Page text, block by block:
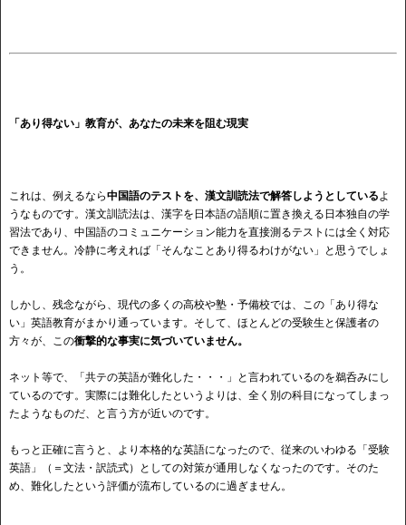
「あり得ない」教育が、あなたの未来を阻む現実
これは、例えるなら中国語のテストを、漢文訓読法で解答しようとしているよ
うなものです。漢文訓読法は、漢字を日本語の語順に置き換える日本独自の学
習法であり、中国語のコミュニケーション能力を直接測るテストには全く対応
できません。冷静に考えれば「そんなことあり得るわけがない」と思うでしょ
う。
しかし、残念ながら、現代の多くの高校や塾・予備校では、この「あり得な
い」英語教育がまかり通っています。そして、ほとんどの受験生と保護者の
方々が、この衝撃的な事実に気づいていません。
ネット等で、「共テの英語が難化した・・・」と言われているのを鵜呑みにし
ているのです。実際には難化したというよりは、全く別の科目になってしまっ
たようなものだ、と言う方が近いのです。
もっと正確に言うと、より本格的な英語になったので、従来のいわゆる「受験
英語」（＝文法・訳読式）としての対策が通用しなくなったのです。そのた
め、難化したという評価が流布しているのに過ぎません。